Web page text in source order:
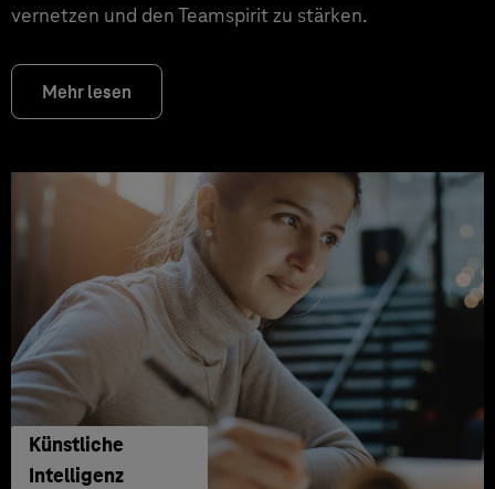
vernetzen und den Teamspirit zu stärken.
Mehr lesen
Künstliche
Intelligenz